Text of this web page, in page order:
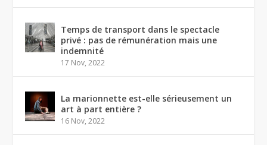
Temps de transport dans le spectacle
privé : pas de rémunération mais une
indemnité
17 Nov, 2022
La marionnette est-elle sérieusement un
art à part entière ?
16 Nov, 2022